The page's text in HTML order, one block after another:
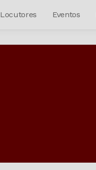
Locutores Eventos